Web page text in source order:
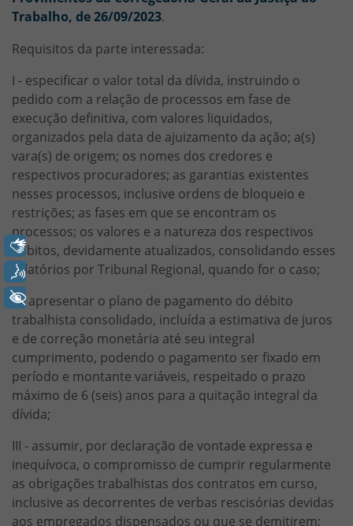
Trabalho, de 26/09/2023.
Requisitos da parte interessada:
I - especificar o valor total da dívida, instruindo o
pedido com a relação de processos em fase de
execução definitiva, com valores liquidados,
organizados pela data de ajuizamento da ação; a(s)
vara(s) de origem; os nomes dos credores e
respectivos procuradores; as garantias existentes
nesses processos, inclusive ordens de bloqueio e
restrições; as fases em que se encontram os
processos; os valores e a natureza dos respectivos
débitos, devidamente atualizados, consolidando esses
relatórios por Tribunal Regional, quando for o caso;
II - apresentar o plano de pagamento do débito
trabalhista consolidado, incluída a estimativa de juros
e de correção monetária até seu integral
cumprimento, podendo o pagamento ser fixado em
período e montante variáveis, respeitado o prazo
máximo de 6 (seis) anos para a quitação integral da
dívida;
III - assumir, por declaração de vontade expressa e
inequívoca, o compromisso de cumprir regularmente
as obrigações trabalhistas dos contratos em curso,
inclusive as decorrentes de verbas rescisórias devidas
aos empregados dispensados ou que se demitirem;
Libras
Voz
+ Acessibilidade